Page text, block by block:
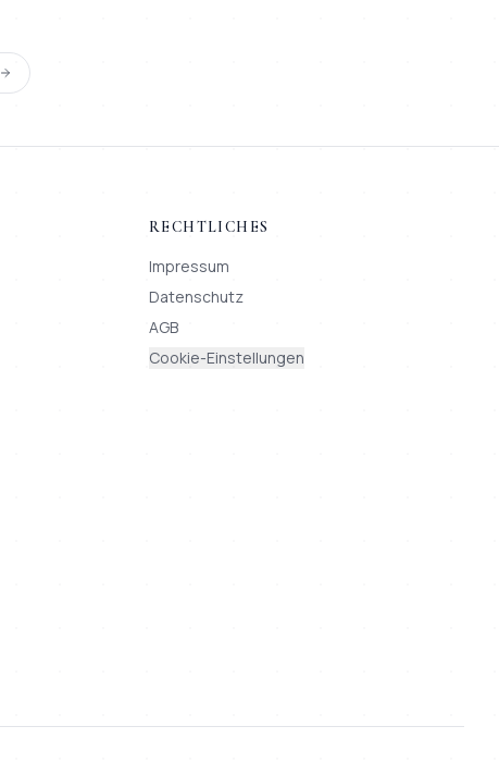
RECHTLICHES
Impressum
Datenschutz
AGB
Cookie-Einstellungen